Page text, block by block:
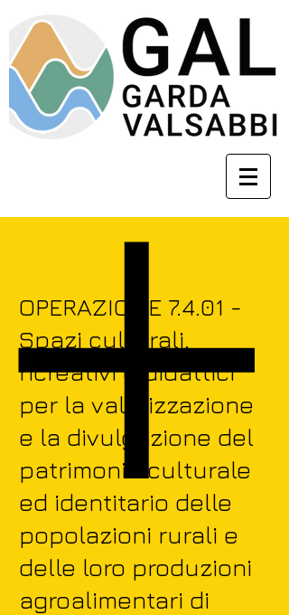
OPERAZIONE 7.4.01 -
Spazi culturali,
ricreativi e didattici
per la valorizzazione
e la divulgazione del
patrimonio culturale
ed identitario delle
popolazioni rurali e
delle loro produzioni
agroalimentari di